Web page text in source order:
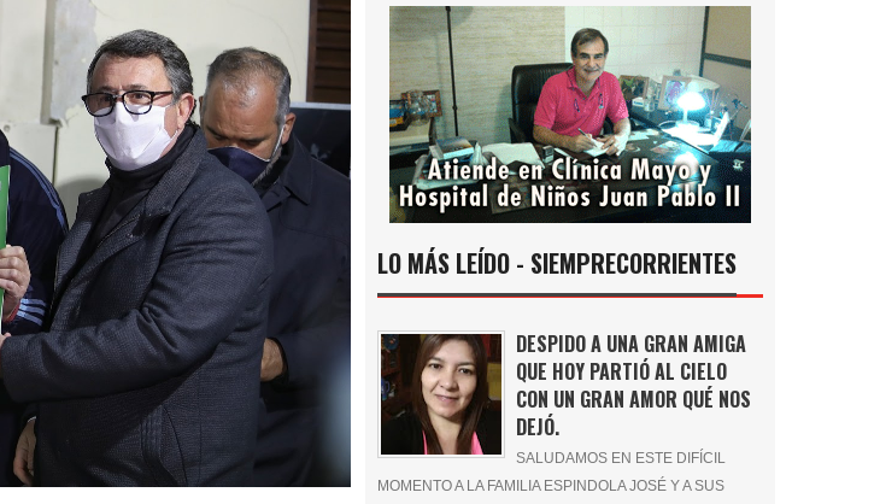
LO MÁS LEÍDO - SIEMPRECORRIENTES
DESPIDO A UNA GRAN AMIGA
QUE HOY PARTIÓ AL CIELO
CON UN GRAN AMOR QUÉ NOS
DEJÓ.
SALUDAMOS EN ESTE DIFÍCIL
MOMENTO A LA FAMILIA ESPINDOLA JOSÉ Y A SUS